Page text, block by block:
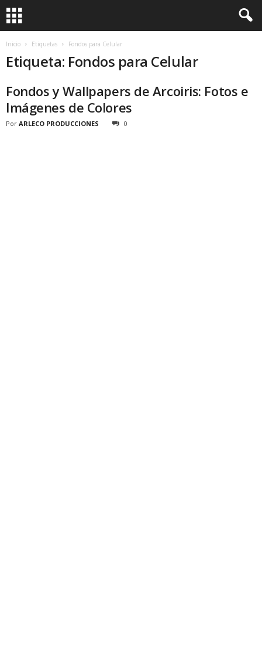
Inicio Etiquetas Fondos para Celular
Etiqueta: Fondos para Celular
Fondos y Wallpapers de Arcoiris: Fotos e
Imágenes de Colores
Por ARLECO PRODUCCIONES 0